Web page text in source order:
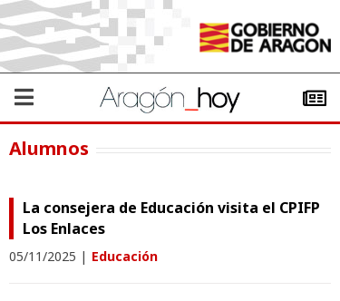
Alumnos
La consejera de Educación visita el CPIFP
Los Enlaces
05/11/2025 | Educación